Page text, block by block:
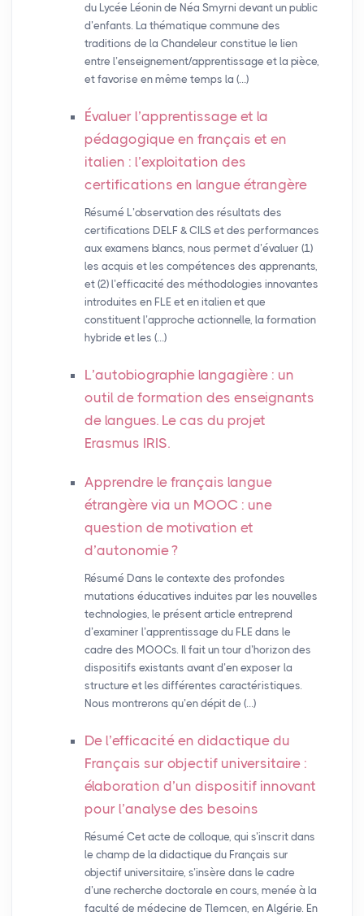
du Lycée Léonin de Néa Smyrni devant un public
d’enfants. La thématique commune des
traditions de la Chandeleur constitue le lien
entre l’enseignement/apprentissage et la pièce,
et favorise en même temps la (…)
Évaluer l’apprentissage et la
pédagogique en français et en
italien : l’exploitation des
certifications en langue étrangère
Résumé L’observation des résultats des
certifications DELF & CILS et des performances
aux examens blancs, nous permet d’évaluer (1)
les acquis et les compétences des apprenants,
et (2) l’efficacité des méthodologies innovantes
introduites en FLE et en italien et que
constituent l’approche actionnelle, la formation
hybride et les (…)
L’autobiographie langagière : un
outil de formation des enseignants
de langues. Le cas du projet
Erasmus IRIS.
Apprendre le français langue
étrangère via un MOOC : une
question de motivation et
d’autonomie?
Résumé Dans le contexte des profondes
mutations éducatives induites par les nouvelles
technologies, le présent article entreprend
d’examiner l’apprentissage du FLE dans le
cadre des MOOCs. Il fait un tour d’horizon des
dispositifs existants avant d’en exposer la
structure et les différentes caractéristiques.
Nous montrerons qu’en dépit de (…)
De l’efficacité en didactique du
Français sur objectif universitaire :
élaboration d’un dispositif innovant
pour l’analyse des besoins
Résumé Cet acte de colloque, qui s’inscrit dans
le champ de la didactique du Français sur
objectif universitaire, s’insère dans le cadre
d’une recherche doctorale en cours, menée à la
faculté de médecine de Tlemcen, en Algérie. En